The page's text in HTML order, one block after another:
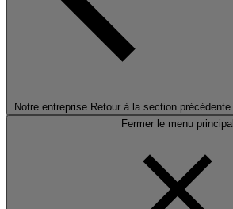
Notre entreprise Retour à la section précédente
Fermer le menu principal